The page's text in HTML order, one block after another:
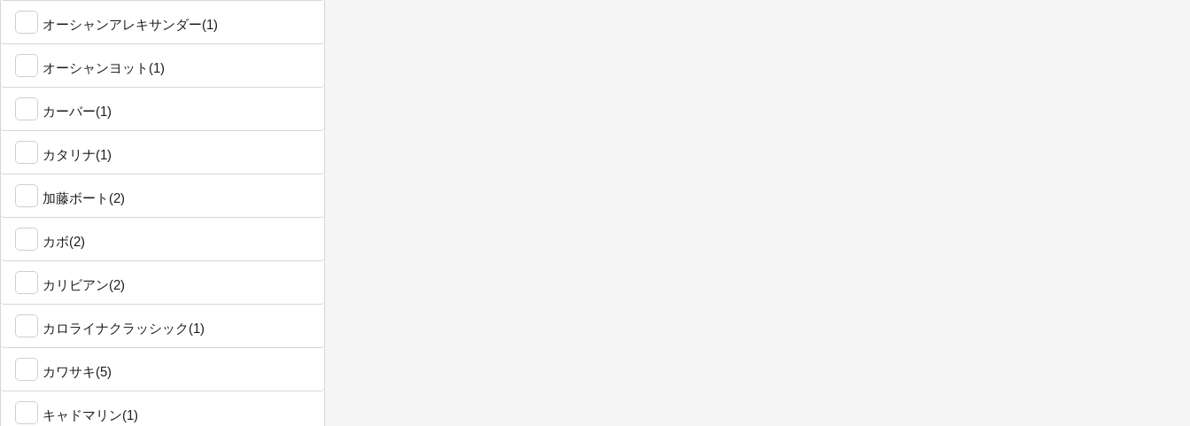
オーシャンアレキサンダー(1)
オーシャンヨット(1)
カーバー(1)
カタリナ(1)
加藤ボート(2)
カボ(2)
カリビアン(2)
カロライナクラッシック(1)
カワサキ(5)
キャドマリン(1)